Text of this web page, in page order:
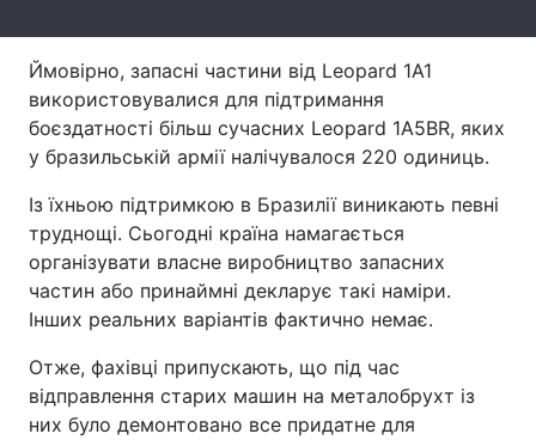
Тема оформлення
Ймовірно, запасні частини від Leopard 1A1
використовувалися для підтримання
боєздатності більш сучасних Leopard 1A5BR, яких
у бразильській армії налічувалося 220 одиниць.
Із їхньою підтримкою в Бразилії виникають певні
труднощі. Сьогодні країна намагається
організувати власне виробництво запасних
частин або принаймні декларує такі наміри.
Інших реальних варіантів фактично немає.
Отже, фахівці припускають, що під час
відправлення старих машин на металобрухт із
них було демонтовано все придатне для